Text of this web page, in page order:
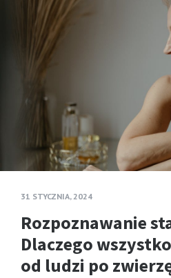
31 STYCZNIA, 2024
Rozpoznawanie
Dlaczego
od ludzi po